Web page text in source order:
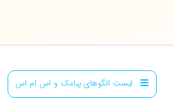
لیست الگوهای پیامک و اس ام اس